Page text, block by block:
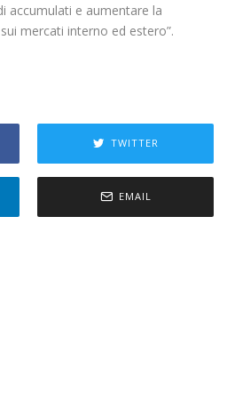
accumulati e aumentare la
mercati interno ed estero”.
TWITTER
EMAIL